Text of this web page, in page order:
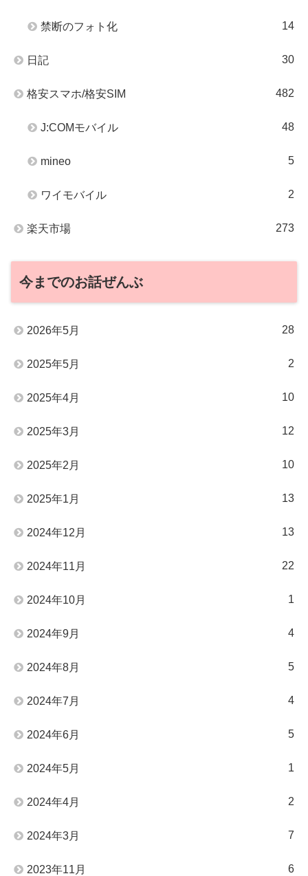
禁断のフォト化 14
日記 30
格安スマホ/格安SIM 482
J:COMモバイル 48
mineo 5
ワイモバイル 2
楽天市場 273
今までのお話ぜんぶ
2026年5月 28
2025年5月 2
2025年4月 10
2025年3月 12
2025年2月 10
2025年1月 13
2024年12月 13
2024年11月 22
2024年10月 1
2024年9月 4
2024年8月 5
2024年7月 4
2024年6月 5
2024年5月 1
2024年4月 2
2024年3月 7
2023年11月 6